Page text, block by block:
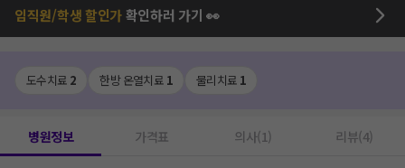
임직원/학생 할인가확인하러 가기 👀
도수치료 2 한방 온열치료 1 물리치료 1
병원정보 가격표 의사(1) 리뷰(4)